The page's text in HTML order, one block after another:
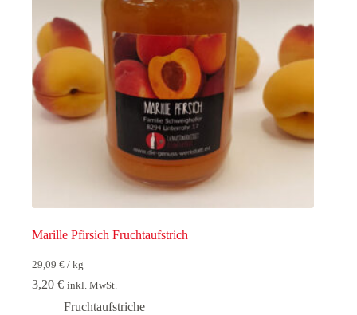
Marille Pfirsich Fruchtaufstrich
29,09 € / kg
3,20 € inkl. MwSt.
Fruchtaufstriche